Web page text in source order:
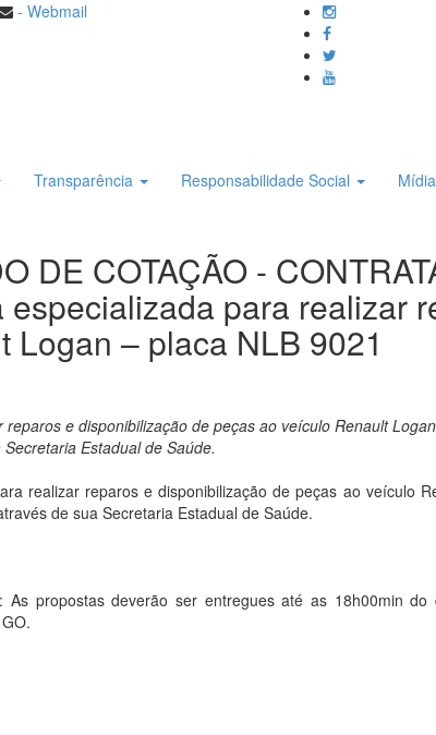
- Webmail
Transparência Responsabilidade Social Mídia
DE COTAÇÃO -
para realizar
– placa NLB 9021
e disponibilização de peças ao veículo Renault
Estadual de Saúde.
realizar reparos e disponibilização de peças ao veículo
de sua Secretaria Estadual de Saúde.
As propostas deverão ser entregues até as 18h00min